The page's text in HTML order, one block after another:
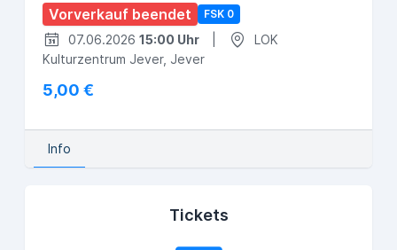
Vorverkauf beendet FSK 0
07.06.2026 15:00 Uhr
LOK
Kulturzentrum Jever, Jever
5,00 €
Info
Tickets